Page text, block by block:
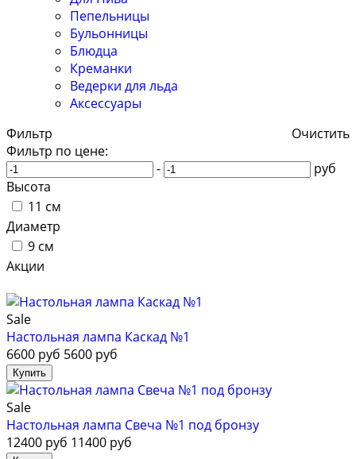
Пепельницы
Бульонницы
Блюдца
Креманки
Ведерки для льда
Аксессуары
Фильтр
Очистить
Фильтр по цене:
-
руб
Высота
11 см
Диаметр
9 см
Акции
Sale
Настольная лампа Каскад №1
6600 руб 5600 руб
Sale
Настольная лампа Свеча №1 под бронзу
12400 руб 11400 руб